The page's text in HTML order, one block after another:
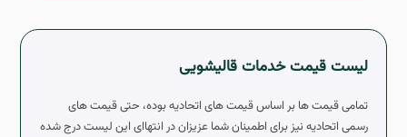
لیست قیمت خدمات قالیشویی
تمامی قیمت ها بر اساس قیمت های اتحادیه بوده، حتی قیمت های
رسمی اتحادیه نیز برای اطمینان شما عزیزان در انتهاای این لیست درج شده